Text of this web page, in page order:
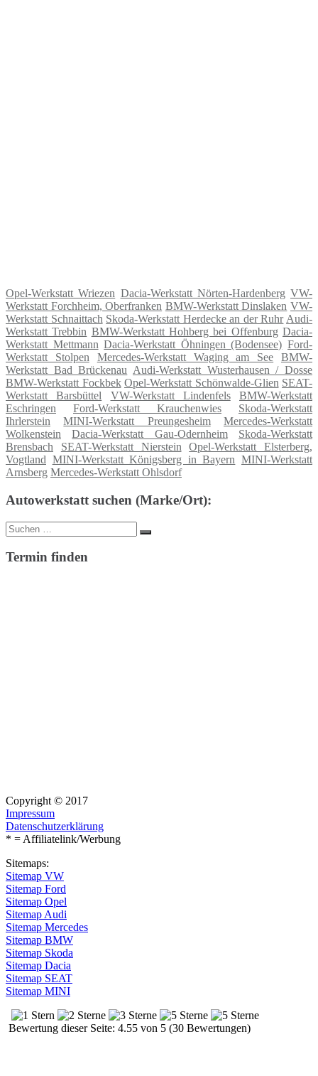
Opel-Werkstatt Wriezen Dacia-Werkstatt Nörten-Hardenberg VW-
Werkstatt Forchheim, Oberfranken BMW-Werkstatt Dinslaken VW-
Werkstatt Schnaittach Skoda-Werkstatt Herdecke an der Ruhr Audi-
Werkstatt Trebbin BMW-Werkstatt Hohberg bei Offenburg Dacia-
Werkstatt Mettmann Dacia-Werkstatt Öhningen (Bodensee) Ford-
Werkstatt Stolpen
Mercedes-Werkstatt Waging am See
BMW-
Werkstatt Bad Brückenau Audi-Werkstatt Wusterhausen / Dosse
BMW-Werkstatt Fockbek Opel-Werkstatt Schönwalde-Glien SEAT-
Werkstatt Barsbüttel
VW-Werkstatt Lindenfels
BMW-Werkstatt
Eschringen
Ford-Werkstatt Krauchenwies
Skoda-Werkstatt
Ihrlerstein
MINI-Werkstatt Preungesheim
Mercedes-Werkstatt
Wolkenstein
Dacia-Werkstatt Gau-Odernheim
Skoda-Werkstatt
Brensbach
SEAT-Werkstatt Nierstein
Opel-Werkstatt Elsterberg,
Vogtland MINI-Werkstatt Königsberg in Bayern MINI-Werkstatt
Arnsberg Mercedes-Werkstatt Ohlsdorf
Autowerkstatt suchen (Marke/Ort):
Suche
nach:
Suchen
Termin finden
Copyright © 2017
Impressum
Datenschutzerklärung
* = Affiliatelink/Werbung
Sitemaps:
Sitemap VW
Sitemap Ford
Sitemap Opel
Sitemap Audi
Sitemap Mercedes
Sitemap BMW
Sitemap Skoda
Sitemap Dacia
Sitemap SEAT
Sitemap MINI
Bewertung dieser Seite: 4.55 von 5 (30 Bewertungen)